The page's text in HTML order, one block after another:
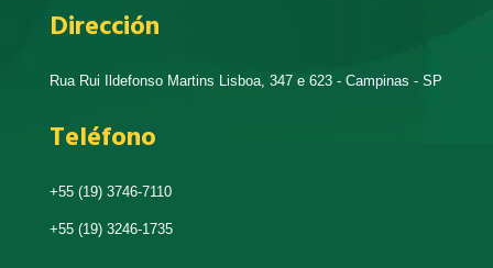
Dirección
Rua Rui Ildefonso Martins Lisboa, 347 e 623 - Campinas - SP
Teléfono
+55 (19) 3746-7110
+55 (19) 3246-1735